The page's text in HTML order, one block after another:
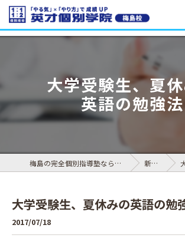
大学受験生、夏
英語の勉強法
梅島の完全個別指導塾なら英才個別学院 梅島校 新着情報
大学受験生、夏休みの英語の勉
2017/07/18